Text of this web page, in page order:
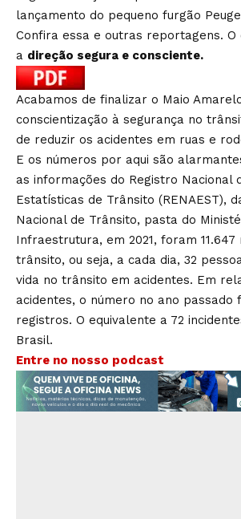
lançamento do pequeno furgão
Confira essa e outras reportagens.
a direção segura e consciente.
Acabamos de finalizar o Maio
conscientização à segurança no
de reduzir os acidentes em ruas e
E os números por aqui são
as informações do Registro Nacional
Estatísticas de Trânsito (RENAEST),
Nacional de Trânsito, pasta do
Infraestrutura, em 2021, foram
trânsito, ou seja, a cada dia, 32
vida no trânsito em acidentes. Em
acidentes, o número no ano passado
registros. O equivalente a 72
Brasil.
Entre no nosso podcast